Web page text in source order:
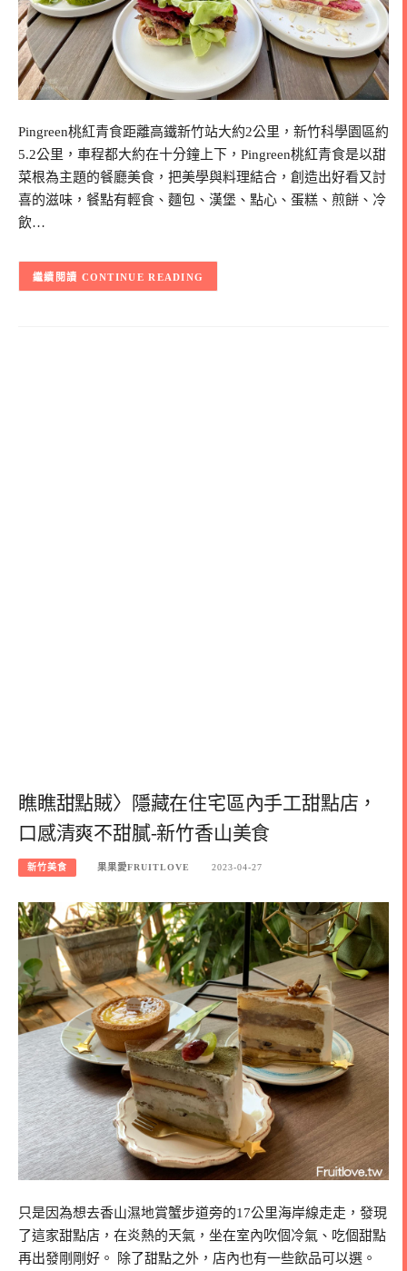
Pingreen桃紅青食距離高鐵新竹站大約2公里，新竹科學園區約
5.2公里，車程都大約在十分鐘上下，Pingreen桃紅青食是以甜
菜根為主題的餐廳美食，把美學與料理結合，創造出好看又討
喜的滋味，餐點有輕食、麵包、漢堡、點心、蛋糕、煎餅、冷
飲…
CONTINUE READING
瞧瞧甜點賊〉隱藏在住宅區內手工甜點店，
口感清爽不甜膩-新竹香山美食
新竹美食 果果愛FRUITLOVE 2023-04-27
只是因為想去香山濕地賞蟹步道旁的17公里海岸線走走，發現
了這家甜點店，在炎熱的天氣，坐在室內吹個冷氣、吃個甜點
再出發剛剛好。 除了甜點之外，店內也有一些飲品可以選。